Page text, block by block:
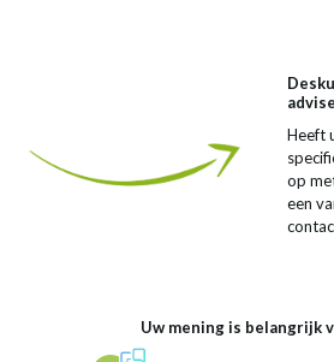
Heeft
op
een
Uw mening is belangrijk